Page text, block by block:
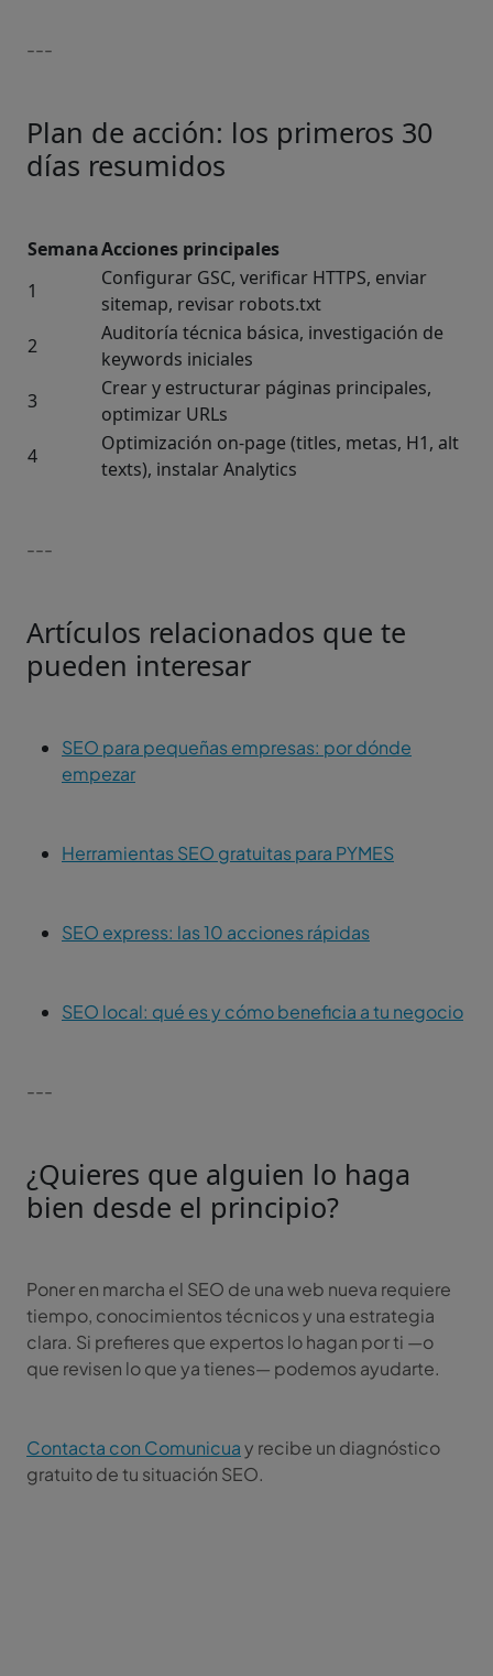
---
Plan de acción: los primeros 30
días resumidos
SemanaAcciones principales
1
Configurar GSC, verificar HTTPS, enviar
sitemap, revisar robots.txt
2
Auditoría técnica básica, investigación de
keywords iniciales
3
Crear y estructurar páginas principales,
optimizar URLs
4
Optimización on-page (titles, metas, H1, alt
texts), instalar Analytics
---
Artículos relacionados que te
pueden interesar
SEO para pequeñas empresas: por dónde
empezar
Herramientas SEO gratuitas para PYMES
SEO express: las 10 acciones rápidas
SEO local: qué es y cómo beneficia a tu negocio
---
¿Quieres que alguien lo haga
bien desde el principio?
Poner en marcha el SEO de una web nueva requiere
tiempo, conocimientos técnicos y una estrategia
clara. Si prefieres que expertos lo hagan por ti —o
que revisen lo que ya tienes— podemos ayudarte.
Contacta con Comunicuay recibe un diagnóstico
gratuito de tu situación SEO.